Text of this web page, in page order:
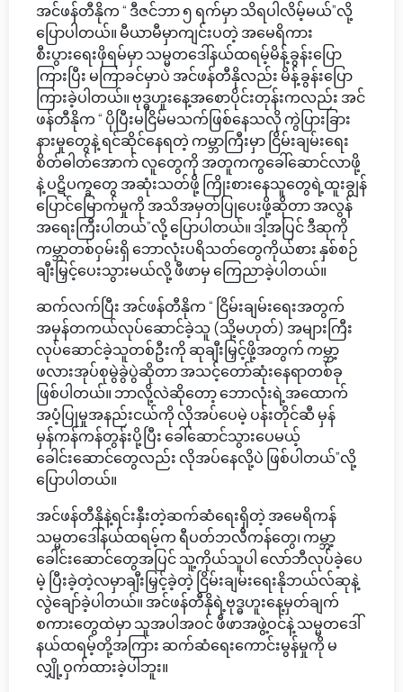
အင်ဖန်တီနိုက “ ဒီဇင်ဘာ ၅ ရက်မှာ သိရပါလိမ့်မယ်”လို့
ပြောပါတယ်။ မီယာမီမှာကျင်းပတဲ့ အမေရိကား
စီးပွားရေးဖိုရမ်မှာ သမ္မတဒေါ်နယ်ထရမ့်မိန့်ခွန်းပြော
ကြားပြီး မကြာခင်မှာပဲ အင်ဖန်တီနိုလည်း မိန့်ခွန်းပြော
ကြားခဲ့ပါတယ်။ ဗုဒ္ဓဟူးနေ့အစောပိုင်းတုန်းကလည်း အင်
ဖန်တီနိုက “ ပိုပြီးမငြိမ်မသက်ဖြစ်နေသလို ကွဲပြားခြား
နားမှုတွေနဲ့ ရင်ဆိုင်နေရတဲ့ ကမ္ဘာကြီးမှာ ငြိမ်းချမ်းရေး
စိတ်ဓါတ်အောက် လူတွေကို အတူကကွခေါ်ဆောင်လာဖို့
နဲ့ ပဋိပက္ခတွေ အဆုံးသတ်ဖို့ ကြိုးစားနေသူတွေရဲ့ထူးချွန်
ပြောင်မြောက်မှုကို အသိအမှတ်ပြုပေးဖို့ဆိုတာ အလွန်
အရေးကြီးပါတယ်”လို့ ပြောပါတယ်။ ဒါ့အပြင် ဒီဆုကို
ကမ္ဘာတစ်ဝှမ်းရှိ ဘောလုံးပရိသတ်တွေကိုယ်စား နှစ်စဉ်
ချီးမြှင့်ပေးသွားမယ်လို့ ဖီဖာမှ ကြေညာခဲ့ပါတယ်။
ဆက်လက်ပြီး အင်ဖန်တီနိုက “ ငြိမ်းချမ်းရေးအတွက်
အမှန်တကယ်လုပ်ဆောင်ခဲ့သူ (သို့မဟုတ်) အများကြီး
လုပ်ဆောင်ခဲ့သူတစ်ဦးကို ဆုချီးမြှင့်ဖို့အတွက် ကမ္ဘာ့
ဖလားအုပ်စုမွဲခွဲပွဲဆိုတာ အသင့်တော်ဆုံးနေရာတစ်ခု
ဖြစ်ပါတယ်။ ဘာလို့လဲဆိုတော့ ဘောလုံးရဲ့အထောက်
အပံ့ပြုမှုအနည်းငယ်ကို လိုအပ်ပေမဲ့ ပန်းတိုင်ဆီ မှန်
မှန်ကန်ကန်တွန်းပို့ပြီး ခေါ်ဆောင်သွားပေမယ့်
ခေါင်းဆောင်တွေလည်း လိုအပ်နေလို့ပဲ ဖြစ်ပါတယ်”လို့
ပြောပါတယ်။
အင်ဖန်တီနိုနဲ့ရင်းနှီးတဲ့ဆက်ဆံရေးရှိတဲ့ အမေရိကန်
သမ္မတဒေါ်နယ်ထရမ့်က ရီပတ်ဘလီကန်တွေ၊ ကမ္ဘာ့
ခေါင်းဆောင်တွေအပြင် သူ့ကိုယ်သူပါ လော်ဘီလုပ်ခဲ့ပေ
မဲ့ ပြီးခဲ့တဲ့လမှာချီးမြှင့်ခဲ့တဲ့ ငြိမ်းချမ်းရေးနိုဘယ်လ်ဆုနဲ့
လွဲချော်ခဲ့ပါတယ်။ အင်ဖန်တီနိုရဲ့ဗုဒ္ဓဟူးနေ့မှတ်ချက်
စကားတွေထဲမှာ သူအပါအဝင် ဖီဖာအဖွဲ့ဝင်နဲ့ သမ္မတဒေါ်
နယ်ထရမ့်တို့အကြား ဆက်ဆံရေးကောင်းမွန်မှုကို မ
လျှို့ဝှက်ထားခဲ့ပါဘူး။